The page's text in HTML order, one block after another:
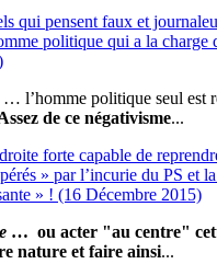
qui pensent faux et
politique qui a la charge
… l’homme politique seul est
de ce négativisme...
forte capable de
» par l’incurie du PS et
» ! (16 Décembre 2015)
… ou acter "au centre"
nature et faire ainsi...